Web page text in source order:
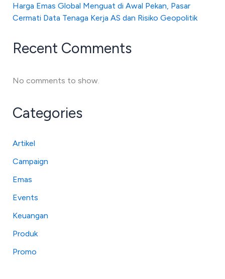
Harga Emas Global Menguat di Awal Pekan, Pasar
Cermati Data Tenaga Kerja AS dan Risiko Geopolitik
Recent Comments
No comments to show.
Categories
Artikel
Campaign
Emas
Events
Keuangan
Produk
Promo